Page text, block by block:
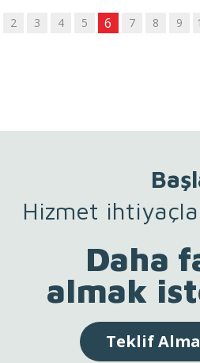
2 3 4 5 6 7 8 9
Hizmet
Daha
almak
Teklif